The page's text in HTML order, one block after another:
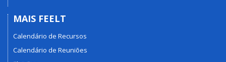
MAIS FEELT
Calendário de Recursos
Calendário de Reuniões